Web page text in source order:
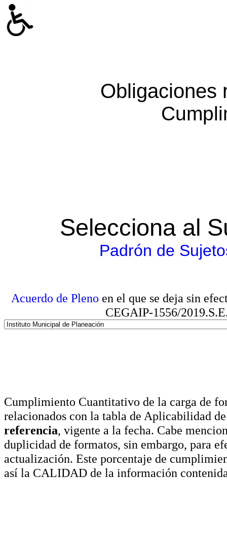
Obligaciones
Selecciona al
Padrón de
Acuerdo de Pleno en el que se deja sin
CEGAIP-1556/
Cumplimiento Cuantitativo de la carga de
relacionados con la tabla de Aplicabilidad
referencia, vigente a la fecha. Cabe
duplicidad de formatos, sin embargo, para
actualización. Este porcentaje de
así la CALIDAD de la información